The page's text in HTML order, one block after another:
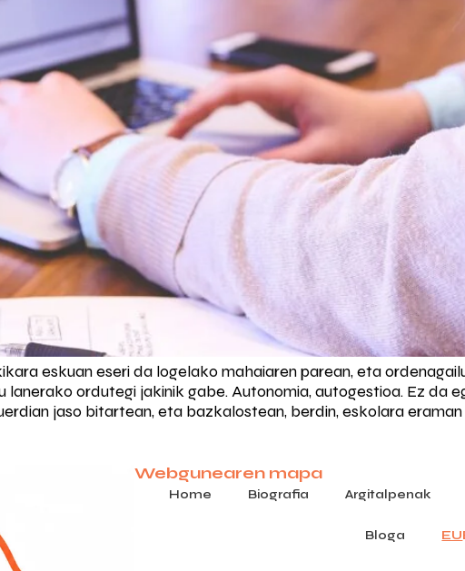
eskuan eseri da logelako mahaiaren parean, eta
ordutegi jakinik gabe. Autonomia, autogestioa. Ez da
jaso bitartean, eta bazkalostean, berdin, eskolara
Webgunearen mapa
Home Biografia Argitalpenak
Bloga EU